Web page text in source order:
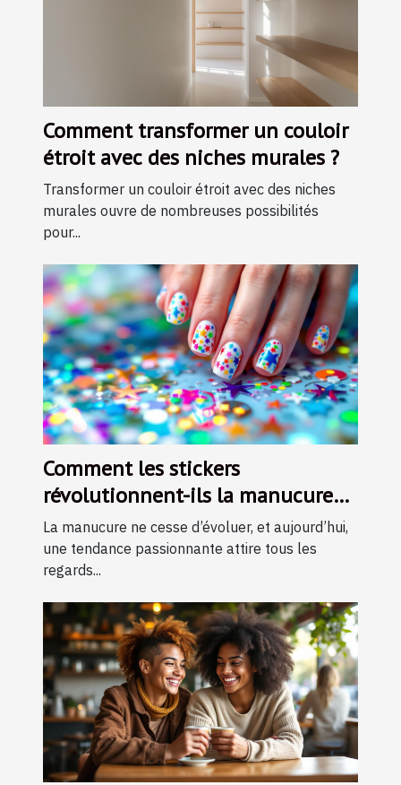
Comment transformer un couloir
étroit avec des niches murales ?
Transformer un couloir étroit avec des niches
murales ouvre de nombreuses possibilités
pour...
Comment les stickers
révolutionnent-ils la manucure
moderne ?
La manucure ne cesse d’évoluer, et aujourd’hui,
une tendance passionnante attire tous les
regards...